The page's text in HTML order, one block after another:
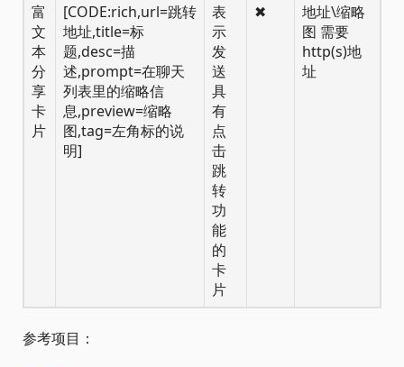
富
文
本
分
享
卡
片
[CODE:rich,url=跳转
地址,title=标
题,desc=描
述,prompt=在聊天
列表里的缩略信
息,preview=缩略
图,tag=左角标的说
明]
表
示
发
送
具
有
点
击
跳
转
功
能
的
卡
片
✖
地址\缩略
图 需要
http(s)地
址
参考项目：